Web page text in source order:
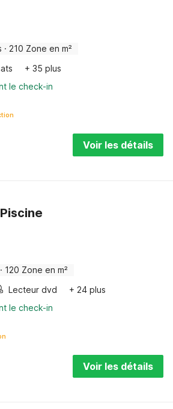
· 210 Zone en m²
+ 35 plus
le check-in
Voir les détails
· 120 Zone en m²
Lecteur dvd
+ 24 plus
le check-in
Voir les détails